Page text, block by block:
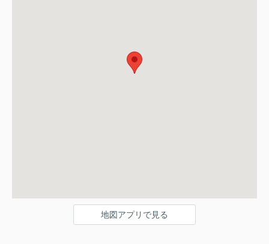
地図アプリで見る